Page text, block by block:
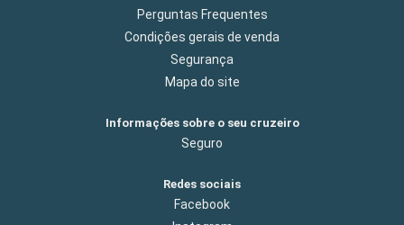
Perguntas Frequentes
Condições gerais de venda
Segurança
Mapa do site
Informações sobre o seu cruzeiro
Seguro
Redes sociais
Facebook